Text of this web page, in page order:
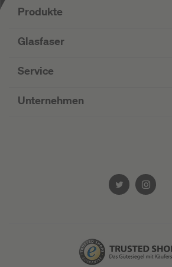
Produkte
Glasfaser
Service
Unternehmen